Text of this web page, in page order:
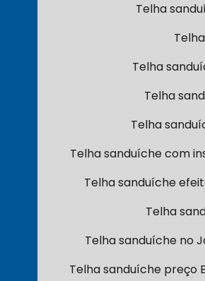
Telha
Telha
Telha
Telha
Telha sanduíche com
Telha sanduíche
Telha
Telha sanduíche no
Telha sanduíche preço